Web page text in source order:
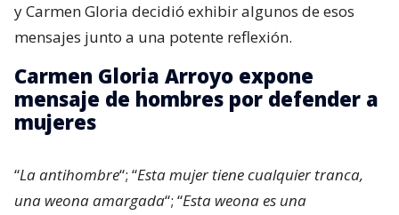
y Carmen Gloria decidió exhibir algunos de esos
mensajes junto a una potente reflexión.
Carmen Gloria Arroyo expone
mensaje de hombres por defender a
mujeres
“La antihombre“; “Esta mujer tiene cualquier tranca,
una weona amargada“; “Esta weona es una